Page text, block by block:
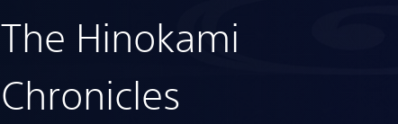
The Hinokami
Chronicles